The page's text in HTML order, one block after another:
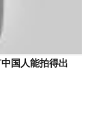
国人能拍得出